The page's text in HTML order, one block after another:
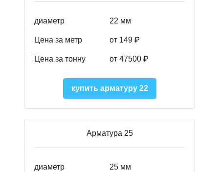
диаметр 22 мм
Цена за метр от 149 ₽
Цена за тонну от 47500 ₽
купить арматуру 22
Арматура 25
диаметр 25 мм